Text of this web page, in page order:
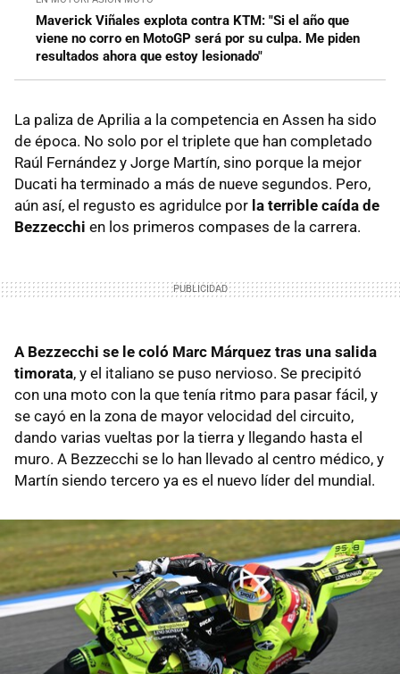
Maverick Viñales explota contra KTM: "Si el año que
viene no corro en MotoGP será por su culpa. Me piden
resultados ahora que estoy lesionado"
La paliza de Aprilia a la competencia en Assen ha sido
de época. No solo por el triplete que han completado
Raúl Fernández y Jorge Martín, sino porque la mejor
Ducati ha terminado a más de nueve segundos. Pero,
aún así, el regusto es agridulce por la terrible caída de
Bezzecchi en los primeros compases de la carrera.
A Bezzecchi se le coló Marc Márquez tras una salida
timorata, y el italiano se puso nervioso. Se precipitó
con una moto con la que tenía ritmo para pasar fácil, y
se cayó en la zona de mayor velocidad del circuito,
dando varias vueltas por la tierra y llegando hasta el
muro. A Bezzecchi se lo han llevado al centro médico, y
Martín siendo tercero ya es el nuevo líder del mundial.